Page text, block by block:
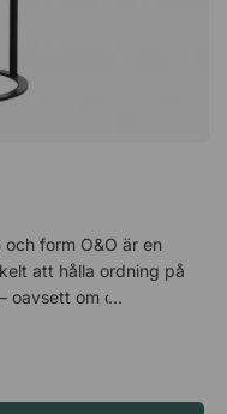
form O&O är en
att hålla ordning på
om det är i
och skapa en
design med
ställning och bas